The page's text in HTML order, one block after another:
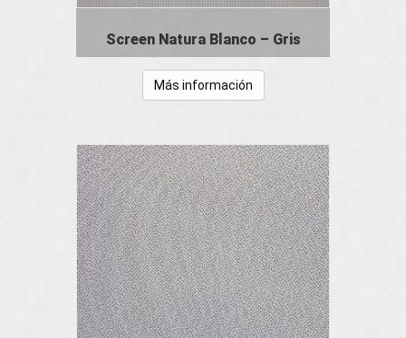
Screen Natura Blanco – Gris
Más información